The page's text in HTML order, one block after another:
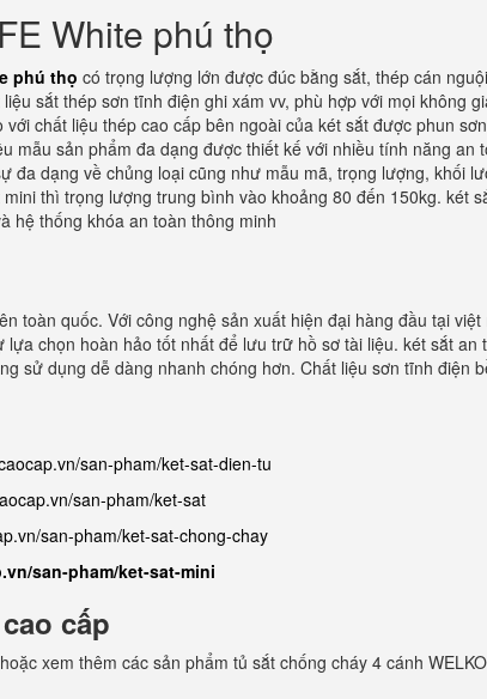
White phú thọ
phú thọ có trọng lượng lớn được đúc bằng sắt, thép cán
sắt thép sơn tĩnh điện ghi xám vv, phù hợp với mọi không
chất liệu thép cao cấp bên ngoài của két sắt được phun
mẫu sản phẩm đa dạng được thiết kế với nhiều tính năng an
đa dạng về chủng loại cũng như mẫu mã, trọng lượng, khối
thì trọng lượng trung bình vào khoảng 80 đến 150kg. két
hệ thống khóa an toàn thông minh
toàn quốc. Với công nghệ sản xuất hiện đại hàng đầu tại việt
chọn hoàn hảo tốt nhất để lưu trữ hồ sơ tài liệu. két sắt an
sử dụng dễ dàng nhanh chóng hơn. Chất liệu sơn tĩnh điện
san-pham/ket-sat-dien-tu
san-pham/ket-sat
san-pham/ket-sat-chong-chay
san-pham/ket-sat-mini
cấp
xem thêm các sản phẩm tủ sắt chống cháy 4 cánh